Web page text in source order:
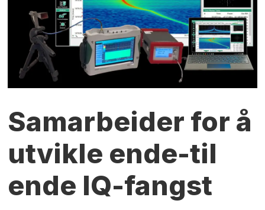
Samarbeider for å
utvikle ende-til
ende IQ-fangst